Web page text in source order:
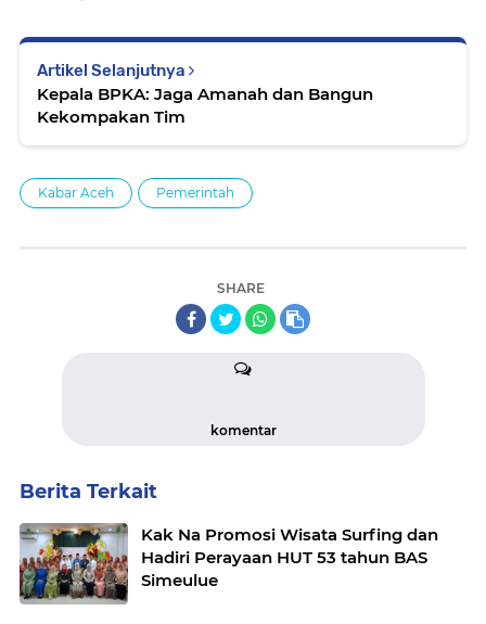
Artikel Selanjutnya
Kepala BPKA: Jaga Amanah dan Bangun
Kekompakan Tim
Kabar Aceh Pemerintah
SHARE
komentar
Berita Terkait
Kak Na Promosi Wisata Surfing dan
Hadiri Perayaan HUT 53 tahun BAS
Simeulue